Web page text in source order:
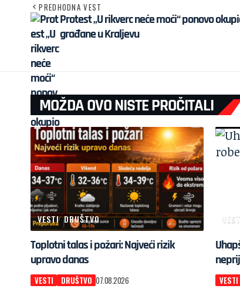
PREDHODNA VEST
Protest „U rikverc neće moći“ ponovo
građane u Kraljevu
MOŽDA OVO NISTE PROČITALI
VESTI DRUŠTVO
Toplotni talas i požari: Najveći rizik
upravo danas
VESTI DRUŠTVO 07.08.2026
VESTI
VESTI